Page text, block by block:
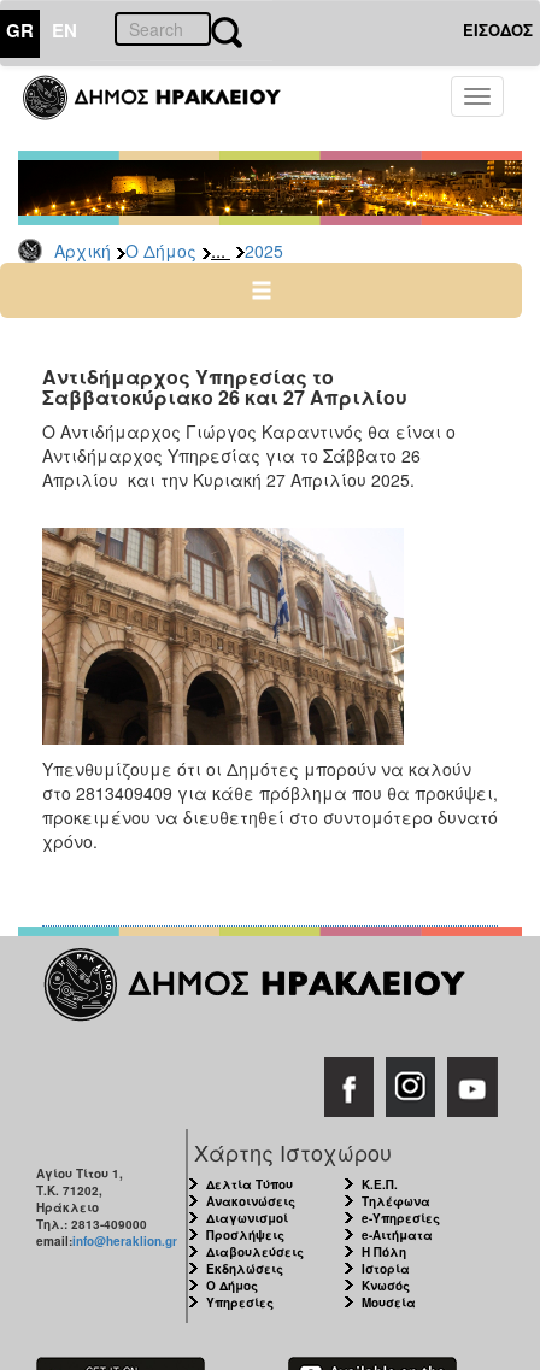
GR EN ΕΙΣΟΔΟΣ
Toggle
Αρχική Ο Δήμος ... 2025
ΔΗΜΟΣ
Δελτία
Τύπου
Αρχείο
2026
2024
2022
2021
2020
2018
2017
2016
2015
2012
2011
2010
2006
ΤΟΠΟΣ
Αντιδήμαρχος Υπηρεσίας το
Σαββατοκύριακο 26 και 27 Απριλίου
Ο Αντιδήμαρχος Γιώργος Καραντινός θα είναι ο
Αντιδήμαρχος Υπηρεσίας για το Σάββατο 26
Απριλίου και την Κυριακή 27 Απριλίου 2025.
Υπενθυμίζουμε ότι οι Δημότες μπορούν να καλούν
στο 2813409409 για κάθε πρόβλημα που θα προκύψει,
προκειμένου να διευθετηθεί στο συντομότερο δυνατό
χρόνο.
Αγίου Τίτου 1,
Τ.Κ. 71202,
Ηράκλειο
Τηλ.: 2813-409000
email:info@heraklion.gr
Χάρτης Ιστοχώρου
Δελτία Τύπου
Ανακοινώσεις
Διαγωνισμοί
Προσλήψεις
Διαβουλεύσεις
Εκδηλώσεις
Ο Δήμος
Υπηρεσίες
Κ.Ε.Π.
Τηλέφωνα
e-Υπηρεσίες
e-Αιτήματα
Η Πόλη
Ιστορία
Κνωσός
Μουσεία